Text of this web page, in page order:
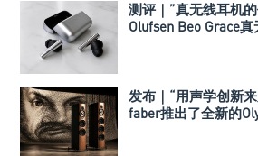
测评｜”真无线耳机
Olufsen Beo Grace
发布｜“用声学创新
faber推出了全新的